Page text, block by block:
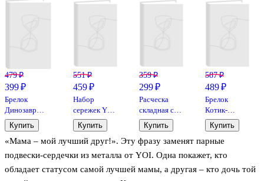
«Мама – мой лучший друг!». Эту фразу заменят парные
подвески-сердечки из металла от YOI. Одна покажет, кто
обладает статусом самой лучшей мамы, а другая – кто дочь той
479 ₽
399 ₽
Брелок
Динозавр
(прозрачный)
(ПВХ) (5 см),
Bookvalno
Купить
551 ₽
459 ₽
Набор
сережек Yoi,
"Цветочки и
бабочки", 2,5
см, 3 штуки
Купить
359 ₽
299 ₽
Расческа
складная с
зеркалом
Капибара
(пластик,
плюш) (7см)
(Lafilaf)
Купить
587 ₽
489 ₽
Брелок
Котик-
пушистик с
бантиком и
подвесками
(ПВХ)
Купить